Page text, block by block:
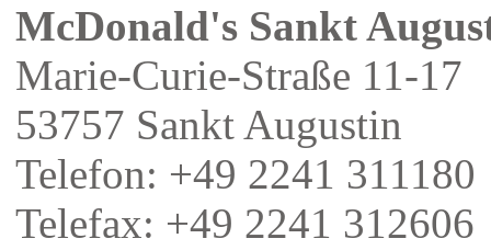
McDonald's Sankt
Marie-Curie-Straße 11-17
53757 Sankt Augustin
Telefon: +49 2241 311180
Telefax: +49 2241 312606